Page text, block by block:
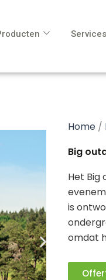
Services
Home/
Big
Het Big
is
omdat